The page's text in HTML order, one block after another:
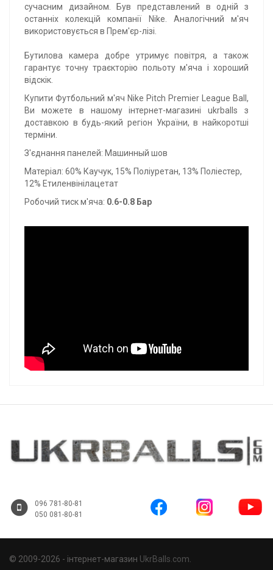
сучасним дизайном. Був представлений в одній з
останніх колекцій компанії Nike. Аналогічний м'яч
використовується в Прем'єр-лізі.
Бутилова камера добре утримує повітря, а також
гарантує точну траєкторію польоту м'яча і хороший
відскік.
Купити Футбольний м'яч Nike Pitch Premier League Ball,
Ви можете в нашому інтернет-магазині ukrballs з
доставкою в будь-який регіон України, в найкоротші
терміни.
З'єднання панелей: Машинный шов
Матеріал: 60% Каучук, 15% Поліуретан, 13% Поліестер,
12% Етиленвінілацетат
Робочий тиск м'яча: 0.6-0.8 Бар
096 781-80-81
050 081-80-81
© 2009-2026 - інтернет-магазин UkrBalls.com.